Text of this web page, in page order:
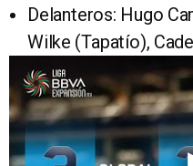
Delanteros: Hugo
Wilke (Tapatío),